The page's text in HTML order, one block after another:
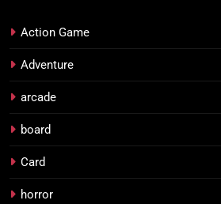
Action Game
Adventure
arcade
board
Card
horror